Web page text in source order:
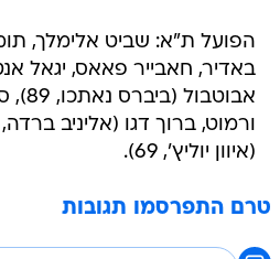
הפועל ת"א: שביט אלימלך,
באדיר, חאבייר פאאס, יגאל
(איוון יוליץ', 69).
טרם התפרסמו תגובות